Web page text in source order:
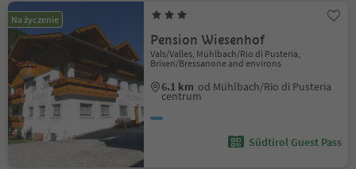
Na życzenie
Pension Wiesenhof
Vals/Valles, Mühlbach/Rio di Pusteria,
Brixen/Bressanone and environs
6.1 km od Mühlbach/Rio di Pusteria
centrum
Südtirol Guest Pass